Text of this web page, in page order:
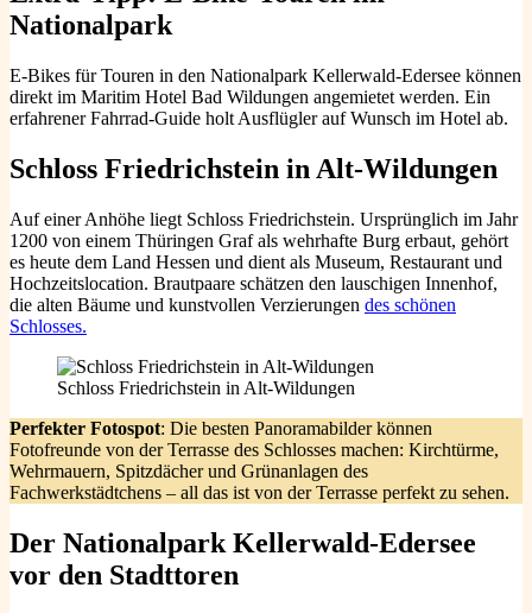
Nationalpark
E-Bikes für Touren in den Nationalpark Kellerwald-Edersee können
direkt im Maritim Hotel Bad Wildungen angemietet werden. Ein
erfahrener Fahrrad-Guide holt Ausflügler auf Wunsch im Hotel ab.
Schloss Friedrichstein in Alt-Wildungen
Auf einer Anhöhe liegt Schloss Friedrichstein. Ursprünglich im Jahr
1200 von einem Thüringen Graf als wehrhafte Burg erbaut, gehört
es heute dem Land Hessen und dient als Museum, Restaurant und
Hochzeitslocation. Brautpaare schätzen den lauschigen Innenhof,
die alten Bäume und kunstvollen Verzierungen des schönen
Schlosses.
Schloss Friedrichstein in Alt-Wildungen
Perfekter Fotospot: Die besten Panoramabilder können
Fotofreunde von der Terrasse des Schlosses machen: Kirchtürme,
Wehrmauern, Spitzdächer und Grünanlagen des
Fachwerkstädtchens – all das ist von der Terrasse perfekt zu sehen.
Der Nationalpark Kellerwald-Edersee
vor den Stadttoren